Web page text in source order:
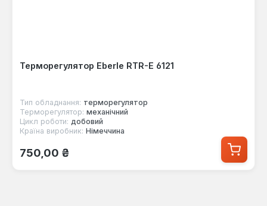
Терморегулятор Eberle RTR-E 6121
Тип обладнання: терморегулятор
Терморегулятор: механічний
Цикл роботи: добовий
Країна виробник: Німеччина
Звичайна ціна:
750,00 ₴